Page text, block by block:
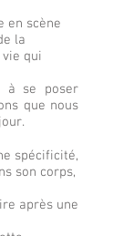
en scène
la
qui
à se poser
que nous
spécificité,
son corps,
après une